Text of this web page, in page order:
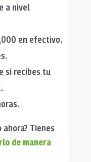
a nivel
en efectivo.
si recibes tu
Tienes
de manera